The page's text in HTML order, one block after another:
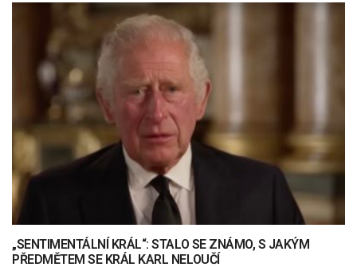
„SENTIMENTÁLNÍ KRÁL“: STALO SE ZNÁMO, S JAKÝM
PŘEDMĚTEM SE KRÁL KARL NELOUČÍ